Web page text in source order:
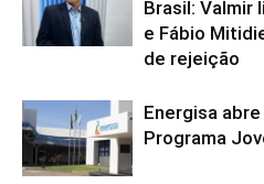
Brasil: Valmir
e Fábio
de rejeição
Energisa
Programa